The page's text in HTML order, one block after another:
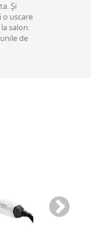
Și
uscare
salon.
de